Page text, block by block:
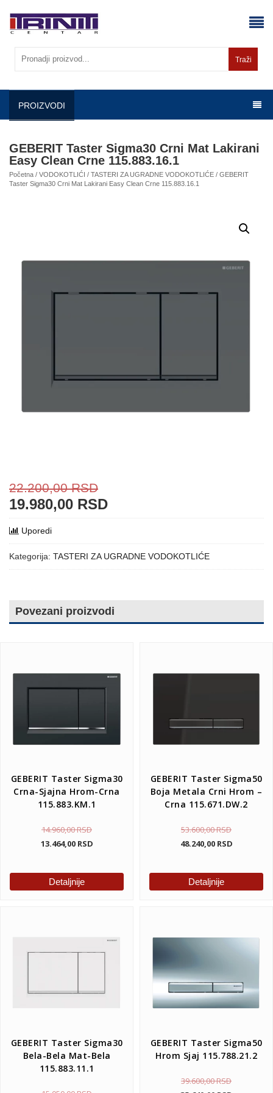
content
Traži
PROIZVODI
GEBERIT Taster Sigma30 Crni Mat Lakirani
Easy Clean Crne 115.883.16.1
Početna / VODOKOTLIĆI / TASTERI ZA UGRADNE VODOKOTLIĆE / GEBERIT
Taster Sigma30 Crni Mat Lakirani Easy Clean Crne 115.883.16.1
22.200,00RSD
19.980,00 RSD
Uporedi
Kategorija: TASTERI ZA UGRADNE VODOKOTLIĆE
Povezani proizvodi
GEBERIT Taster Sigma30
Crna-Sjajna Hrom-Crna
115.883.KM.1
14.960,00RSD
13.464,00 RSD
Detaljnije
GEBERIT Taster Sigma50
Boja Metala Crni Hrom –
Crna 115.671.DW.2
53.600,00RSD
48.240,00 RSD
Detaljnije
GEBERIT Taster Sigma30
Bela-Bela Mat-Bela
115.883.11.1
GEBERIT Taster Sigma50
Hrom Sjaj 115.788.21.2
39.600,00RSD